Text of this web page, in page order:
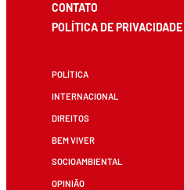
CONTATO
POLÍTICA DE PRIVACIDADE
POLÍTICA
INTERNACIONAL
DIREITOS
BEM VIVER
SOCIOAMBIENTAL
OPINIÃO